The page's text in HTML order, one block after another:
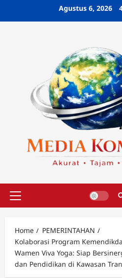
Agustus 6, 2026
Primary
Home
PEMERINTAHAN
Kolaborasi Program
Wamen Viva Yoga: Siap
dan Pendidikan di Kawasan